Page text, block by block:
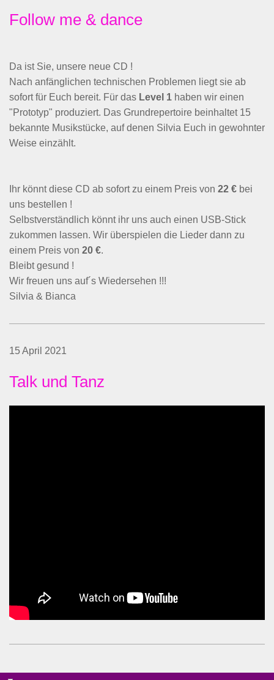
Follow me & dance
Da ist Sie, unsere neue CD !
Nach anfänglichen technischen Problemen liegt sie ab
sofort für Euch bereit. Für das Level 1 haben wir einen
"Prototyp" produziert. Das Grundrepertoire beinhaltet 15
bekannte Musikstücke, auf denen Silvia Euch in gewohnter
Weise einzählt.
Ihr könnt diese CD ab sofort zu einem Preis von 22 € bei
uns bestellen !
Selbstverständlich könnt ihr uns auch einen USB-Stick
zukommen lassen. Wir überspielen die Lieder dann zu
einem Preis von 20 €.
Bleibt gesund !
Wir freuen uns auf´s Wiedersehen !!!
Silvia & Bianca
15 April 2021
Talk und Tanz